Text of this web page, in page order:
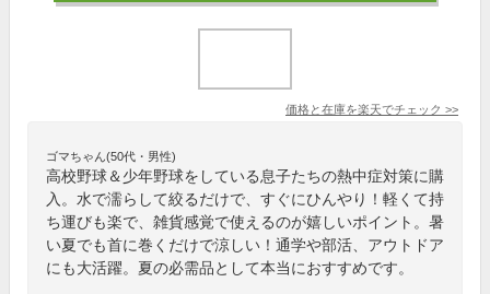
価格と在庫を楽天でチェック >>
ゴマちゃん(50代・男性)
高校野球＆少年野球をしている息子たちの熱中症対策に購
入。水で濡らして絞るだけで、すぐにひんやり！軽くて持
ち運びも楽で、雑貨感覚で使えるのが嬉しいポイント。暑
い夏でも首に巻くだけで涼しい！通学や部活、アウトドア
にも大活躍。夏の必需品として本当におすすめです。